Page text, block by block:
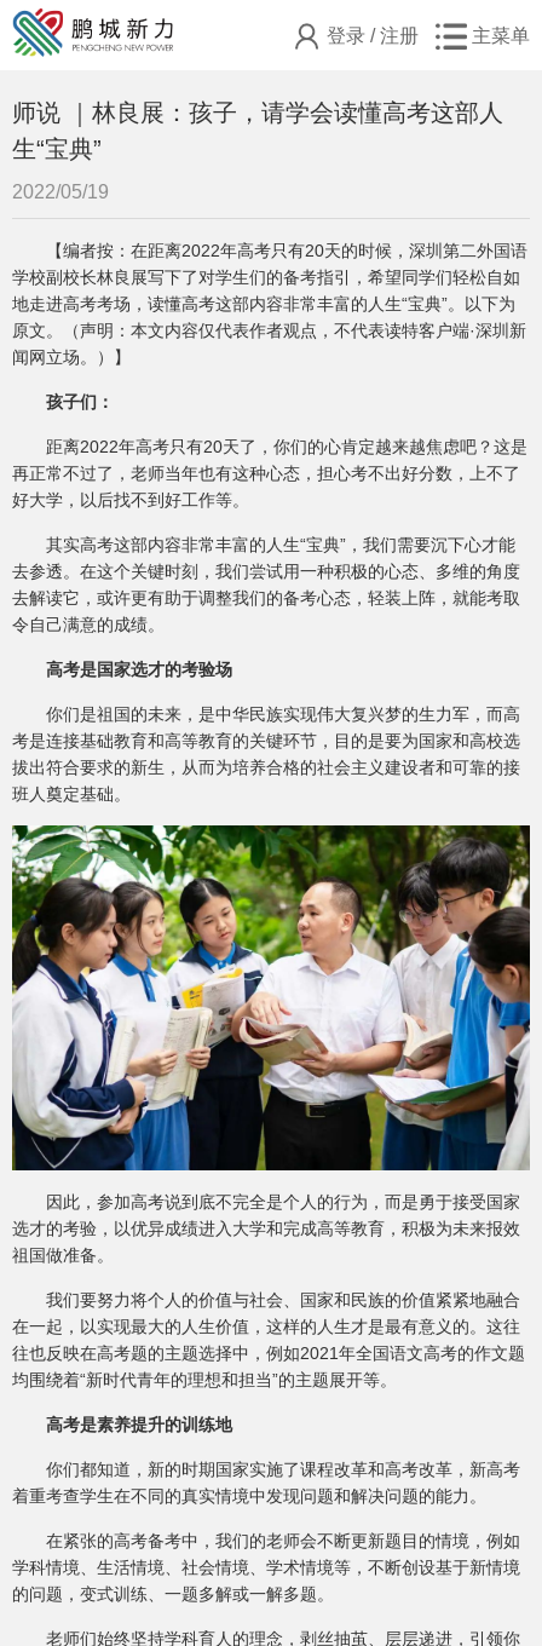
登录 /注册 主菜单
师说 ｜林良展：孩子，请学会读懂高考这部人
生“宝典”
2022/05/19
【编者按：在距离2022年高考只有20天的时候，深圳第二外国语
学校副校长林良展写下了对学生们的备考指引，希望同学们轻松自如
地走进高考考场，读懂高考这部内容非常丰富的人生“宝典”。以下为
原文。（声明：本文内容仅代表作者观点，不代表读特客户端·深圳新
闻网立场。）】
孩子们：
距离2022年高考只有20天了，你们的心肯定越来越焦虑吧？这是
再正常不过了，老师当年也有这种心态，担心考不出好分数，上不了
好大学，以后找不到好工作等。
其实高考这部内容非常丰富的人生“宝典”，我们需要沉下心才能
去参透。在这个关键时刻，我们尝试用一种积极的心态、多维的角度
去解读它，或许更有助于调整我们的备考心态，轻装上阵，就能考取
令自己满意的成绩。
高考是国家选才的考验场
你们是祖国的未来，是中华民族实现伟大复兴梦的生力军，而高
考是连接基础教育和高等教育的关键环节，目的是要为国家和高校选
拔出符合要求的新生，从而为培养合格的社会主义建设者和可靠的接
班人奠定基础。
因此，参加高考说到底不完全是个人的行为，而是勇于接受国家
选才的考验，以优异成绩进入大学和完成高等教育，积极为未来报效
祖国做准备。
我们要努力将个人的价值与社会、国家和民族的价值紧紧地融合
在一起，以实现最大的人生价值，这样的人生才是最有意义的。这往
往也反映在高考题的主题选择中，例如2021年全国语文高考的作文题
均围绕着“新时代青年的理想和担当”的主题展开等。
高考是素养提升的训练地
你们都知道，新的时期国家实施了课程改革和高考改革，新高考
着重考查学生在不同的真实情境中发现问题和解决问题的能力。
在紧张的高考备考中，我们的老师会不断更新题目的情境，例如
学科情境、生活情境、社会情境、学术情境等，不断创设基于新情境
的问题，变式训练、一题多解或一解多题。
老师们始终坚持学科育人的理念，剥丝抽茧、层层递进，引领你